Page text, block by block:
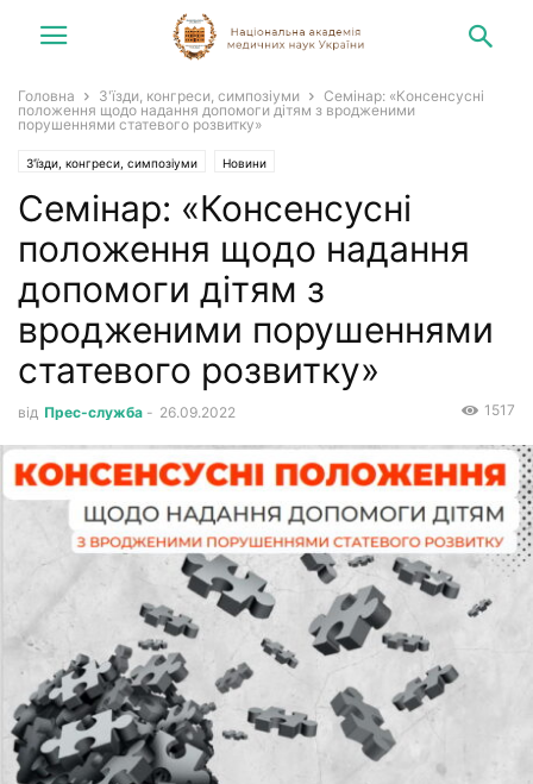
Головна З'їзди, конгреси, симпозіуми
Семінар: «Консенсусні
положення щодо надання допомоги дітям з вродженими
порушеннями статевого розвитку»
З'їзди, конгреси, симпозіуми Новини
Семінар: «Консенсусні
положення щодо надання
допомоги дітям з
вродженими порушеннями
статевого розвитку»
від Прес-служба - 26.09.2022 1517